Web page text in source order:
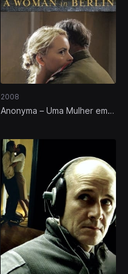
2008
Anonyma – Uma Mulher em